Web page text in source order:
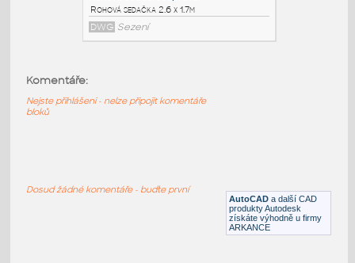
IPT Potrubí
DWG Průmysl
DWG
Sezení AutoCAD a další CAD
produkty Autodesk
získáte výhodně u firmy
ARKANCE
Komentáře:
Nejste přihlášeni - nelze připojit komentáře
bloků
Dosud žádné komentáře - buďte první